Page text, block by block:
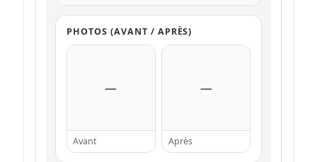
PHOTOS (AVANT / APRÈS)
—
Avant
—
Après